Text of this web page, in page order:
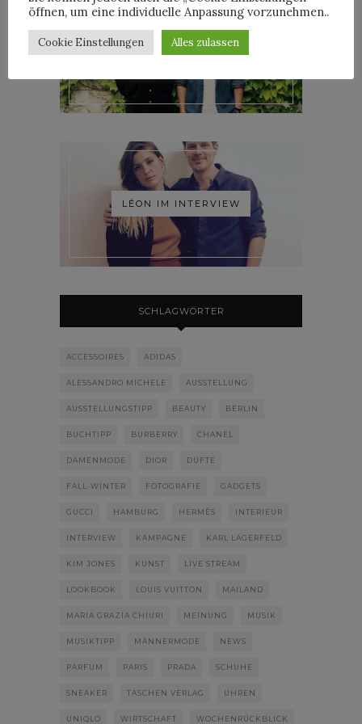
ROOSEVELT IM INTERVIEW
LÉON IM INTERVIEW
SCHLAGWÖRTER
ACCESSOIRES ADIDAS
ALESSANDRO MICHELE AUSSTELLUNG
AUSSTELLUNGSTIPP BEAUTY BERLIN
BUCHTIPP BURBERRY CHANEL
DAMENMODE DIOR DÜFTE
FALL-WINTER FOTOGRAFIE GADGETS
GUCCI HAMBURG HERMÈS INTERIEUR
INTERVIEW KAMPAGNE KARL LAGERFELD
KIM JONES KUNST LIVE STREAM
LOOKBOOK LOUIS VUITTON MAILAND
MARIA GRAZIA CHIURI MEINUNG MUSIK
MUSIKTIPP MÄNNERMODE NEWS
PARFUM PARIS PRADA SCHUHE
SNEAKER TASCHEN VERLAG UHREN
UNIQLO WIRTSCHAFT WOCHENRÜCKBLICK
öffnen, um eine individuelle Anpassung vorzunehmen..
Cookie Einstellungen Alles zulassen